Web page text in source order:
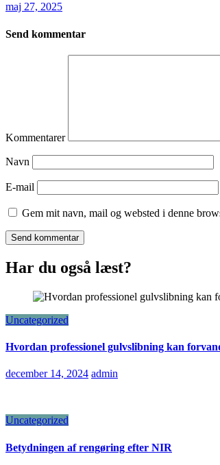
maj 27, 2025
Send kommentar
Kommentarer
Navn
E-mail
Gem mit navn, mail og websted i denne
Har du også læst?
Uncategorized
Hvordan professionel gulvslibning kan
december 14, 2024 admin
Uncategorized
Betydningen af rengøring efter NIR